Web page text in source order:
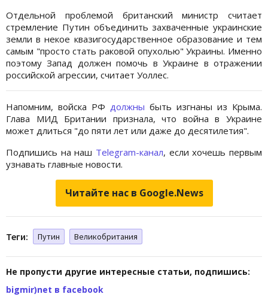
Отдельной проблемой британский министр считает
стремление Путин объединить захваченные украинские
земли в некое квазигосударственное образование и тем
самым "просто стать раковой опухолью" Украины. Именно
поэтому Запад должен помочь в Украине в отражении
российской агрессии, считает Уоллес.
Напомним, войска РФ должны быть изгнаны из Крыма.
Глава МИД Британии признала, что война в Украине
может длиться "до пяти лет или даже до десятилетия".
Подпишись на наш Telegram-канал, если хочешь первым
узнавать главные новости.
Читайте нас в Google.News
Теги: Путин Великобритания
Не пропусти другие интересные статьи, подпишись:
bigmir)net в facebook